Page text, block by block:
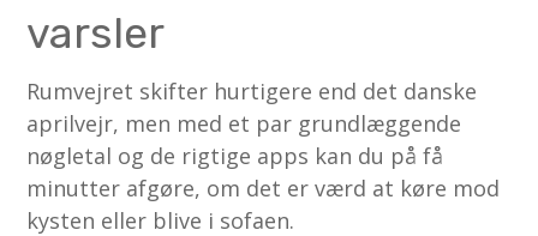
varsler
Rumvejret skifter hurtigere end det danske
aprilvejr, men med et par grundlæggende
nøgletal og de rigtige apps kan du på få
minutter afgøre, om det er værd at køre mod
kysten eller blive i sofaen.